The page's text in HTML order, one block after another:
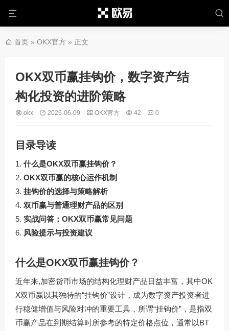
首页 » OKX官方 » 正文
OKX双币赢挂钩价，数字资产结
构化投资的进阶策略
okx 2026-06-09 OKX官方 42 0
目录导读
什么是OKX双币赢挂钩价？
OKX双币赢的核心运作机制
挂钩价的选择与策略解析
双币赢与普通理财产品的区别
实战问答：OKX双币赢常见问题
风险提示与投资建议
什么是OKX双币赢挂钩价？
近年来,加密货币市场的结构化理财产品日益丰富，其中OK
X双币赢以其独特的“挂钩价”设计，成为数字资产投资者进
行稳健增值与风险对冲的重要工具，所谓“挂钩价”，是指双
币赢产品在到期结算时所参考的特定价格点位，通常以BT